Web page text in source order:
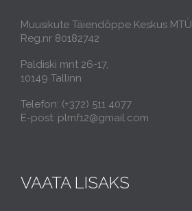
Muusikute Täiendõppe Keskus MTÜ
Reg.nr 80182742
Paldiski mnt 26-17,
10149 Tallinn
Telefon: (+372) 511 4077
E-post: plmf12@gmail.com
VAATA LISAKS